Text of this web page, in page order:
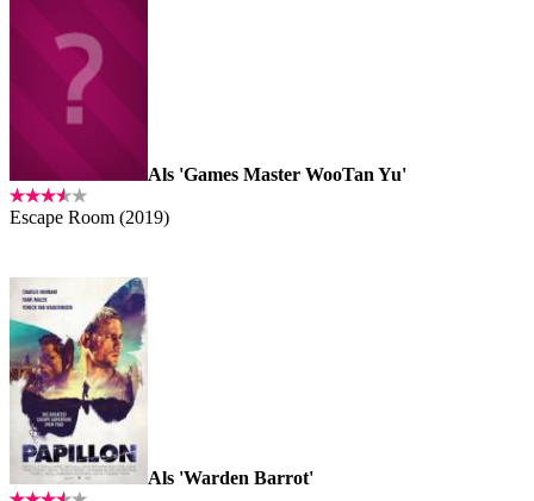
Als 'Games Master WooTan Yu'
Escape Room (2019)
Als 'Warden Barrot'